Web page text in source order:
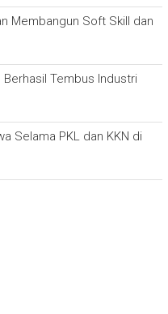
Membangun Soft Skill dan
Berhasil Tembus Industri
Selama PKL dan KKN di